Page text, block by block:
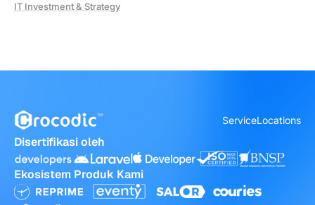
IT Investment & Strategy
ServiceLocations
Disertifikasi oleh
Ekosistem Produk Kami